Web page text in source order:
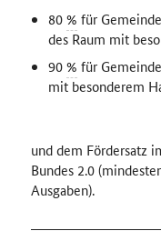
80% für
des Raum mit
90% für
mit besonderem
und dem Fördersatz
Bundes 2.0
Ausgaben).